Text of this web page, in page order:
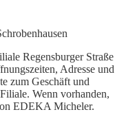
Regensburger Straße
Adresse und
zum Geschäft und
Wenn vorhanden,
EDEKA Micheler.